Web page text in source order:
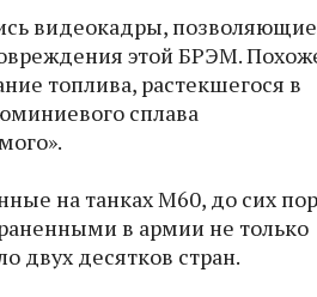
видеокадры, позволяющие
этой БРЭМ.
топлива, растекшегося в
сплава
на танках М60, до сих пор
в армии не только
двух десятков стран.